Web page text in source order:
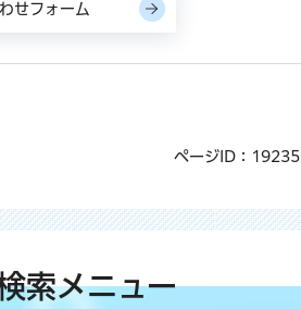
ページID：19235
索メニュー